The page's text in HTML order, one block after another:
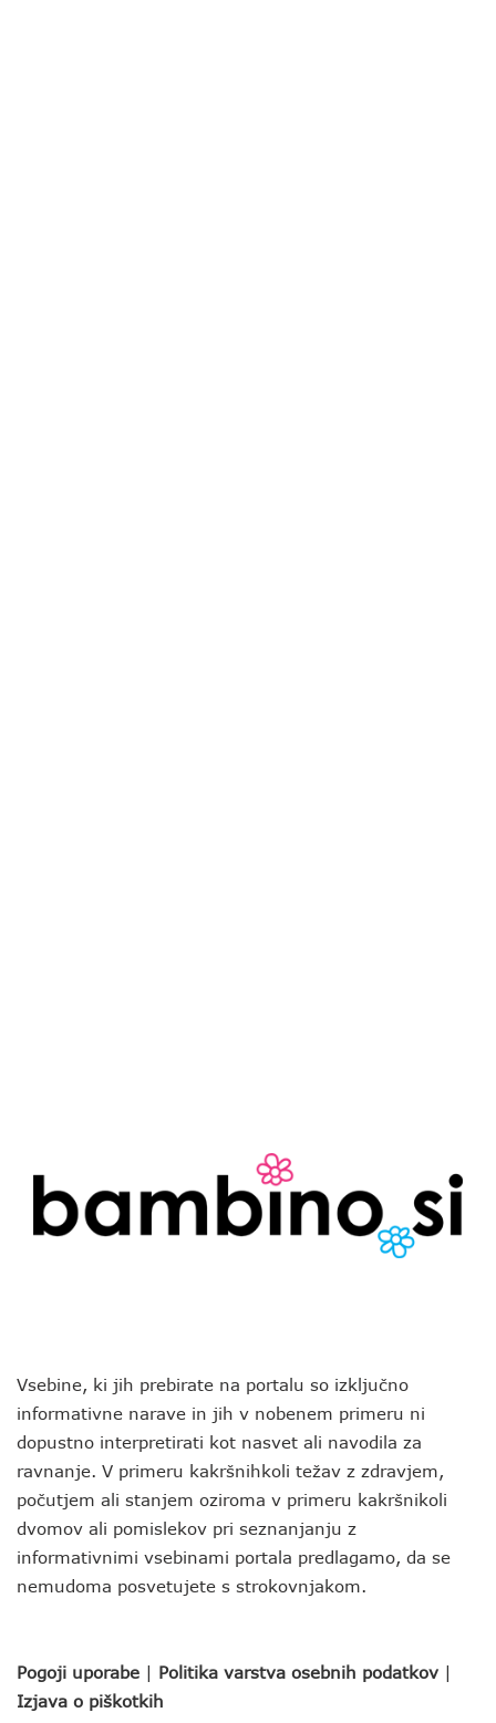
Vsebine, ki jih prebirate na portalu so izključno
informativne narave in jih v nobenem primeru ni
dopustno interpretirati kot nasvet ali navodila za
ravnanje. V primeru kakršnihkoli težav z zdravjem,
počutjem ali stanjem oziroma v primeru kakršnikoli
dvomov ali pomislekov pri seznanjanju z
informativnimi vsebinami portala predlagamo, da se
nemudoma posvetujete s strokovnjakom.
Pogoji uporabe | Politika varstva osebnih podatkov |
Izjava o piškotkih